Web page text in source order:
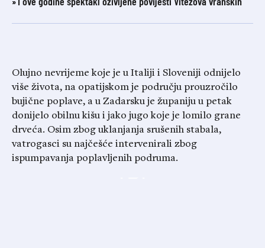
Olujno nevrijeme koje je u Italiji i Sloveniji odnijelo
više života, na opatijskom je području prouzročilo
bujične poplave, a u Zadarsku je županiju u petak
donijelo obilnu kišu i jako jugo koje je lomilo grane
drveća. Osim zbog uklanjanja srušenih stabala,
vatrogasci su najčešće intervenirali zbog
ispumpavanja poplavljenih podruma.